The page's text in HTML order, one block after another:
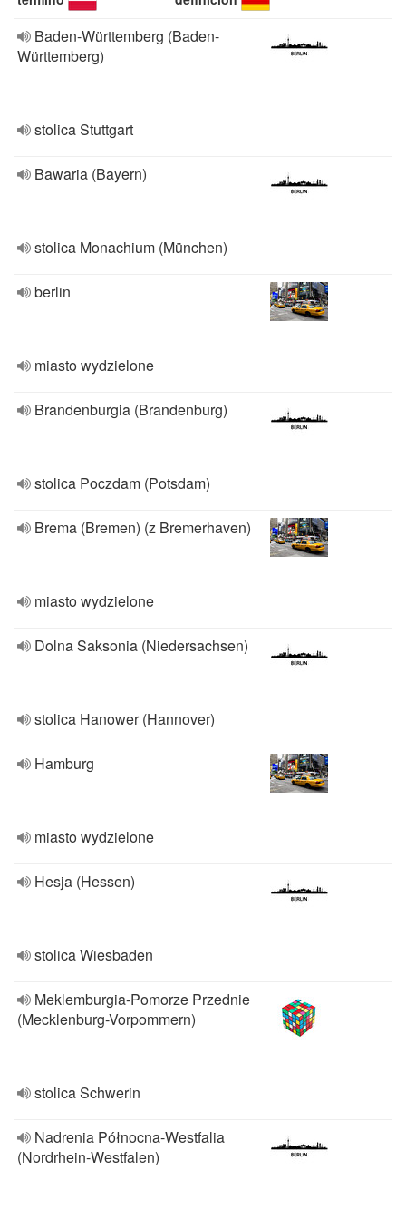
Baden-Württemberg (Baden-
Württemberg)
stolica Stuttgart
Bawaria (Bayern)
stolica Monachium (München)
berlin
miasto wydzielone
Brandenburgia (Brandenburg)
stolica Poczdam (Potsdam)
Brema (Bremen) (z Bremerhaven)
miasto wydzielone
Dolna Saksonia (Niedersachsen)
stolica Hanower (Hannover)
Hamburg
miasto wydzielone
Hesja (Hessen)
stolica Wiesbaden
Meklemburgia-Pomorze Przednie
(Mecklenburg-Vorpommern)
stolica Schwerin
Nadrenia Północna-Westfalia
(Nordrhein-Westfalen)